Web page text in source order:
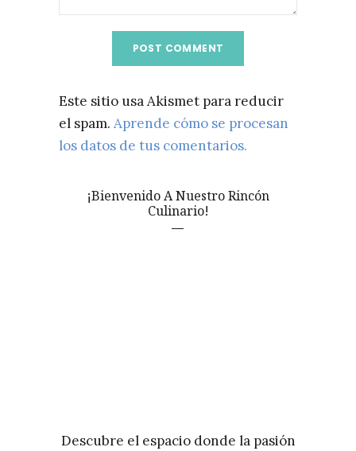
Este sitio usa Akismet para reducir
el spam. Aprende cómo se procesan
los datos de tus comentarios.
¡Bienvenido A Nuestro Rincón
Culinario!
Descubre el espacio donde la pasión